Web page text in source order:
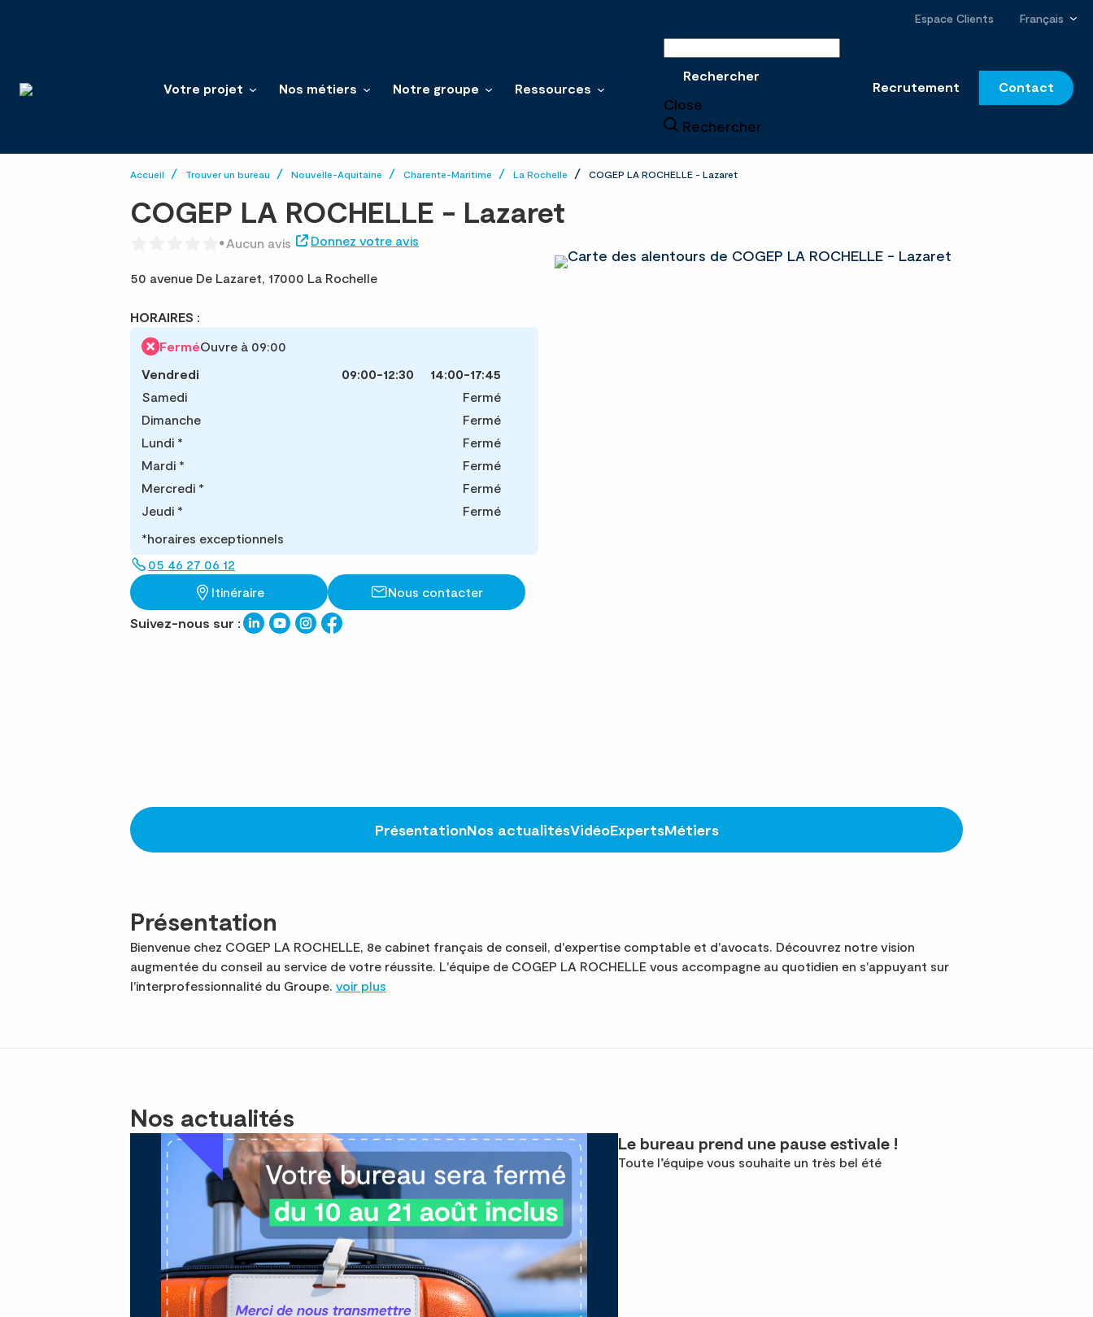
Espace Clients Français
Votre projet Nos métiers Notre groupe Ressources
Rechercher
Close
Rechercher
Recrutement Contact
Accueil Trouver un bureau Nouvelle-Aquitaine Charente-Maritime La Rochelle COGEP LA ROCHELLE - Lazaret
COGEP LA ROCHELLE - Lazaret
Aucun avis Donnez votre avis
50 avenue De Lazaret, 17000 La Rochelle
HORAIRES :
FerméOuvre à 09:00
Vendredi
09:00-12:30
14:00-17:45
Samedi
Fermé
Dimanche
Fermé
Lundi *
Fermé
Mardi *
Fermé
Mercredi *
Fermé
Jeudi *
Fermé
*horaires exceptionnels
05 46 27 06 12
Itinéraire
Nous contacter
Suivez-nous sur :
PrésentationNos actualitésVidéoExpertsMétiers
Présentation
Bienvenue chez COGEP LA ROCHELLE, 8e cabinet français de conseil, d'expertise comptable et d'avocats. Découvrez notre vision
augmentée du conseil au service de votre réussite. L'équipe de COGEP LA ROCHELLE vous accompagne au quotidien en s'appuyant sur
l'interprofessionnalité du Groupe. voir plus
Nos actualités
Le bureau prend une pause estivale !
Toute l’équipe vous souhaite un très bel été